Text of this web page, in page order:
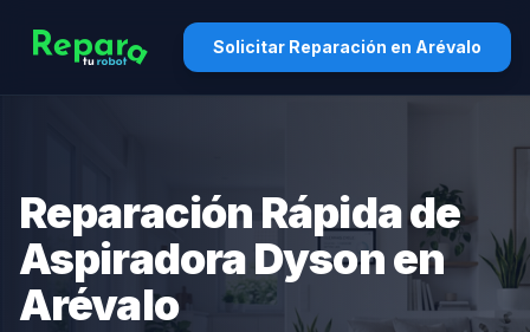
Solicitar Reparación en Arévalo
Reparación Rápida de
Aspiradora Dyson en
Arévalo